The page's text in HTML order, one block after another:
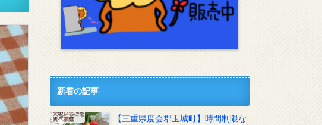
新着の記事
【三重県度会郡玉城町】時間制限な